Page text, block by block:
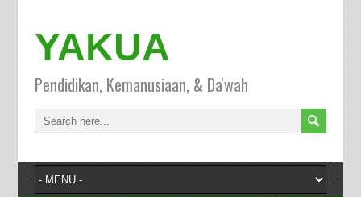
YAKUA
Pendidikan, Kemanusiaan, & Da'wah